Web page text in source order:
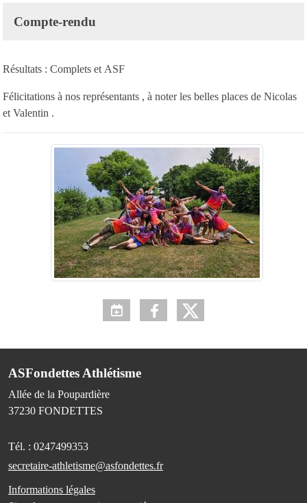
Compte-rendu
Résultats : Complets et ASF
Félicitations à nos représentants , à noter les belles places de Nicolas
et Valentin .
ASFondettes Athlétisme
Allée de la Poupardière
37230 FONDETTES
Tél. : 0247499353
secretaire-athletisme@asfondettes.fr
Informations légales